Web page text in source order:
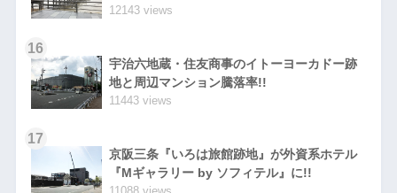
12143 views
16
宇治六地蔵・住友商事のイトーヨーカドー跡
地と周辺マンション騰落率!!
11443 views
17
京阪三条『いろは旅館跡地』が外資系ホテル
『Mギャラリー by ソフィテル』に!!